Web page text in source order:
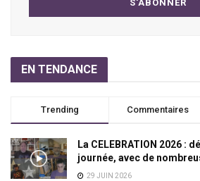
EN TENDANCE
Trending Commentaires
La CELEBRATION 2026 :
journée, avec de
29 JUIN 2026